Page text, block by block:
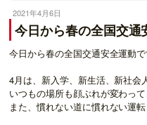
2021年4月6日
今日から春の全国交通
今日から春の全国交通安全運動
4月は、新入学、新生活、新社会人
いつもの場所も顔ぶれが変わって
また、慣れない道に慣れない運